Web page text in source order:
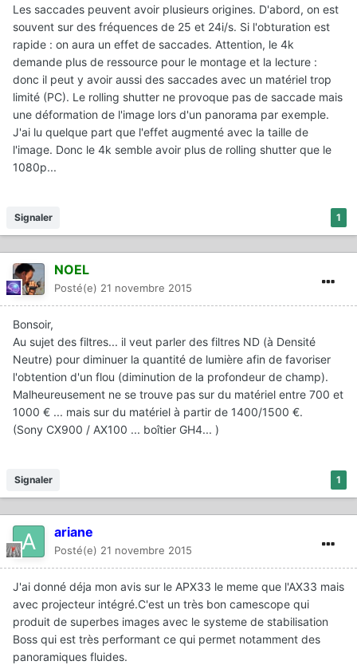
Les saccades peuvent avoir plusieurs origines. D'abord, on est
souvent sur des fréquences de 25 et 24i/s. Si l'obturation est
rapide : on aura un effet de saccades. Attention, le 4k
demande plus de ressource pour le montage et la lecture :
donc il peut y avoir aussi des saccades avec un matériel trop
limité (PC). Le rolling shutter ne provoque pas de saccade mais
une déformation de l'image lors d'un panorama par exemple.
J'ai lu quelque part que l'effet augmenté avec la taille de
l'image. Donc le 4k semble avoir plus de rolling shutter que le
1080p...
1
Signaler
NOEL
Posté(e) 21 novembre 2015
Bonsoir,
Au sujet des filtres... il veut parler des filtres ND (à Densité
Neutre) pour diminuer la quantité de lumière afin de favoriser
l'obtention d'un flou (diminution de la profondeur de champ).
Malheureusement ne se trouve pas sur du matériel entre 700 et
1000 € ... mais sur du matériel à partir de 1400/1500 €.
(Sony CX900 / AX100 ... boîtier GH4... )
1
Signaler
ariane
Posté(e) 21 novembre 2015
J'ai donné déja mon avis sur le APX33 le meme que l'AX33 mais
avec projecteur intégré.C'est un très bon camescope qui
produit de superbes images avec le systeme de stabilisation
Boss qui est très performant ce qui permet notamment des
panoramiques fluides.